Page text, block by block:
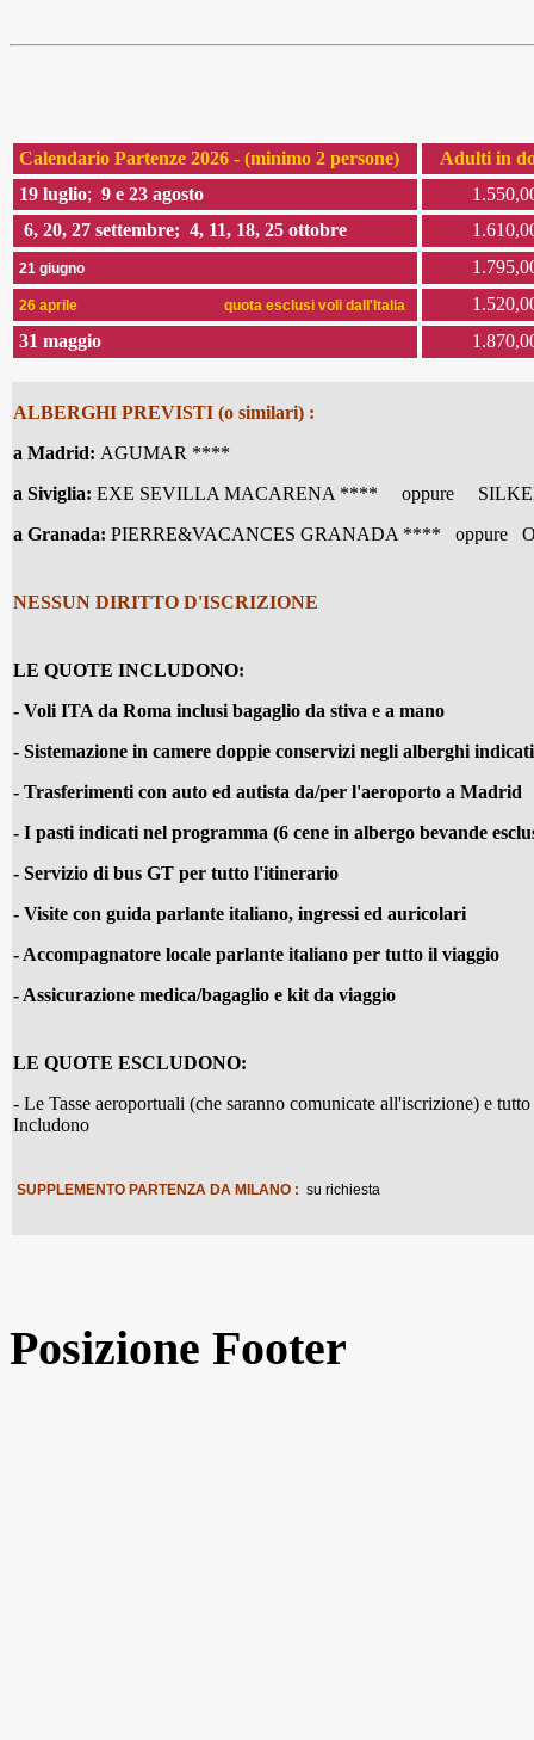
Calendario Partenze 2026 - (minimo 2 persone)
Adulti in
19 luglio; 9 e 23 agosto
6, 20, 27 settembre; 4, 11, 18, 25 ottobre
21 giugno
26 aprile quota esclusi voli dall'Italia
31 maggio
ALBERGHI PREVISTI (o similari) :
a Madrid: AGUMAR ****
a Siviglia: EXE SEVILLA MACARENA **** oppure
a Granada: PIERRE&VACANCES GRANADA **** oppure
NESSUN DIRITTO D'ISCRIZIONE
LE QUOTE INCLUDONO:
- Voli ITA da Roma inclusi bagaglio da stiva e a mano
- Sistemazione in camere doppie conservizi negli alberghi
- Trasferimenti con auto ed autista da/per l'aeroporto a Madrid
- I pasti indicati nel programma (6 cene in albergo bevande
- Servizio di bus GT per tutto l'itinerario
- Visite con guida parlante italiano, ingressi ed auricolari
- Accompagnatore locale parlante italiano per tutto il viaggio
- Assicurazione medica/bagaglio e kit da viaggio
LE QUOTE ESCLUDONO:
- Le Tasse aeroportuali (che saranno comunicate all'iscrizione) e
Includono
SUPPLEMENTO PARTENZA DA MILANO : su richiesta
Posizione Footer